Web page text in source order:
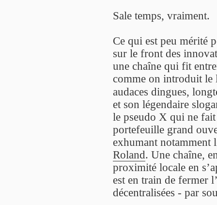
Sale temps, vraiment.
Ce qui est peu mérité
sur le front des
une chaîne qui fit
comme on introduit le
audaces dingues,
et son légendaire
le pseudo X qui ne
portefeuille grand
exhumant notamment
Roland. Une chaîne,
proximité locale en
est en train de fermer
décentralisées - par